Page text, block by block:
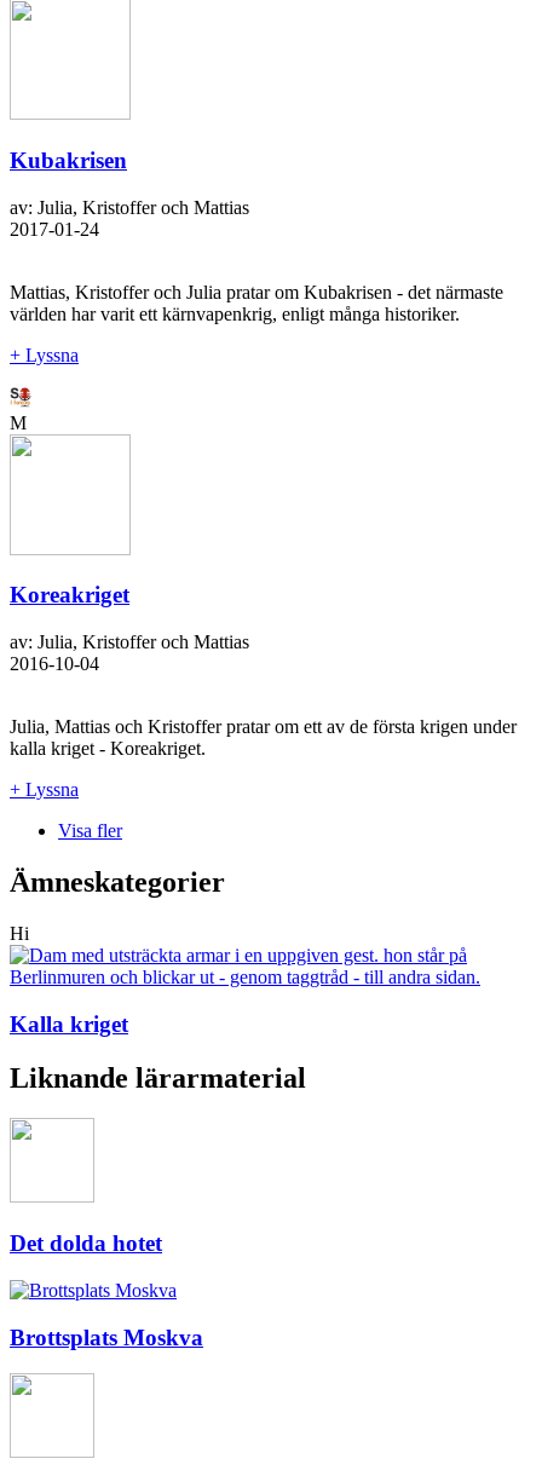
Kubakrisen
av: Julia, Kristoffer och Mattias
2017-01-24
Mattias, Kristoffer och Julia pratar om Kubakrisen - det närmaste
världen har varit ett kärnvapenkrig, enligt många historiker.
+ Lyssna
M
Koreakriget
av: Julia, Kristoffer och Mattias
2016-10-04
Julia, Mattias och Kristoffer pratar om ett av de första krigen under
kalla kriget - Koreakriget.
+ Lyssna
Visa fler
Ämneskategorier
Hi
Kalla kriget
Liknande lärarmaterial
Det dolda hotet
Brottsplats Moskva